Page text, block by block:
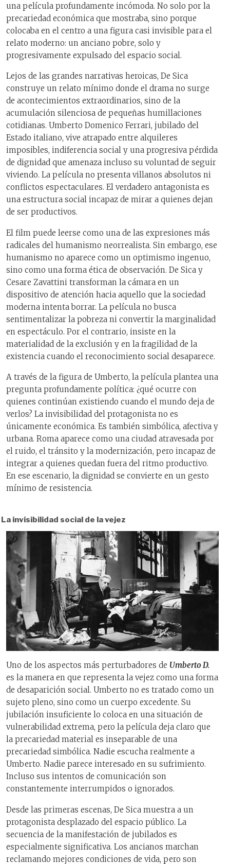
una película profundamente incómoda. No solo por la
precariedad económica que mostraba, sino porque
colocaba en el centro a una figura casi invisible para el
relato moderno: un anciano pobre, solo y
progresivamente expulsado del espacio social.
Lejos de las grandes narrativas heroicas, De Sica
construye un relato mínimo donde el drama no surge
de acontecimientos extraordinarios, sino de la
acumulación silenciosa de pequeñas humillaciones
cotidianas. Umberto Domenico Ferrari, jubilado del
Estado italiano, vive atrapado entre alquileres
imposibles, indiferencia social y una progresiva pérdida
de dignidad que amenaza incluso su voluntad de seguir
viviendo. La película no presenta villanos absolutos ni
conflictos espectaculares. El verdadero antagonista es
una estructura social incapaz de mirar a quienes dejan
de ser productivos.
El film puede leerse como una de las expresiones más
radicales del humanismo neorrealista. Sin embargo, ese
humanismo no aparece como un optimismo ingenuo,
sino como una forma ética de observación. De Sica y
Cesare Zavattini transforman la cámara en un
dispositivo de atención hacia aquello que la sociedad
moderna intenta borrar. La película no busca
sentimentalizar la pobreza ni convertir la marginalidad
en espectáculo. Por el contrario, insiste en la
materialidad de la exclusión y en la fragilidad de la
existencia cuando el reconocimiento social desaparece.
A través de la figura de Umberto, la película plantea una
pregunta profundamente política: ¿qué ocurre con
quienes continúan existiendo cuando el mundo deja de
verlos? La invisibilidad del protagonista no es
únicamente económica. Es también simbólica, afectiva y
urbana. Roma aparece como una ciudad atravesada por
el ruido, el tránsito y la modernización, pero incapaz de
integrar a quienes quedan fuera del ritmo productivo.
En ese escenario, la dignidad se convierte en un gesto
mínimo de resistencia.
La invisibilidad social de la vejez
Uno de los aspectos más perturbadores de Umberto D.
es la manera en que representa la vejez como una forma
de desaparición social. Umberto no es tratado como un
sujeto pleno, sino como un cuerpo excedente. Su
jubilación insuficiente lo coloca en una situación de
vulnerabilidad extrema, pero la película deja claro que
la precariedad material es inseparable de una
precariedad simbólica. Nadie escucha realmente a
Umberto. Nadie parece interesado en su sufrimiento.
Incluso sus intentos de comunicación son
constantemente interrumpidos o ignorados.
Desde las primeras escenas, De Sica muestra a un
protagonista desplazado del espacio público. La
secuencia de la manifestación de jubilados es
especialmente significativa. Los ancianos marchan
reclamando mejores condiciones de vida, pero son